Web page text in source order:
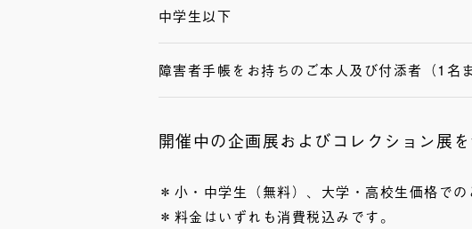
中学生以下
障害者手帳をお持ちのご本人及び付添者（1名
開催中の企画展およびコレクション展
小・中学生（無料）、大学・高校生価格で
料金はいずれも消費税込みです。